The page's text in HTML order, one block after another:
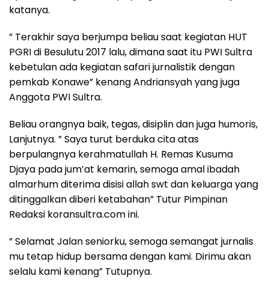
katanya.
” Terakhir saya berjumpa beliau saat kegiatan HUT
PGRI di Besulutu 2017 lalu, dimana saat itu PWI Sultra
kebetulan ada kegiatan safari jurnalistik dengan
pemkab Konawe” kenang Andriansyah yang juga
Anggota PWI Sultra.
Beliau orangnya baik, tegas, disiplin dan juga humoris,
Lanjutnya. ” Saya turut berduka cita atas
berpulangnya kerahmatullah H. Remas Kusuma
Djaya pada jum’at kemarin, semoga amal ibadah
almarhum diterima disisi allah swt dan keluarga yang
ditinggalkan diberi ketabahan” Tutur Pimpinan
Redaksi koransultra.com ini.
” Selamat Jalan seniorku, semoga semangat jurnalis
mu tetap hidup bersama dengan kami. Dirimu akan
selalu kami kenang” Tutupnya.